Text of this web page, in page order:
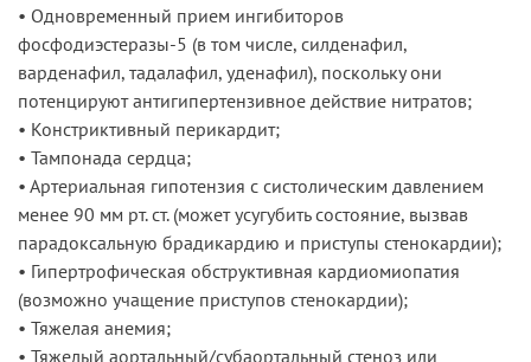
• Одновременный прием ингибиторов
фосфодиэстеразы-5 (в том числе, силденафил,
варденафил, тадалафил, уденафил), поскольку они
потенцируют антигипертензивное действие нитратов;
• Констриктивный перикардит;
• Тампонада сердца;
• Артериальная гипотензия с систолическим давлением
менее 90 мм рт. ст. (может усугубить состояние, вызвав
парадоксальную брадикардию и приступы стенокардии);
• Гипертрофическая обструктивная кардиомиопатия
(возможно учащение приступов стенокардии);
• Тяжелая анемия;
• Тяжелый аортальный/субаортальный стеноз или